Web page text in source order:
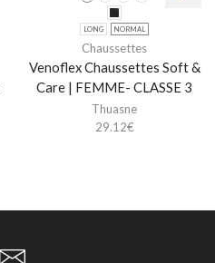
LONG NORMAL
Chaussettes
Venoflex Chaussettes Soft &
Care | FEMME- CLASSE 3
Thuasne
29.12€